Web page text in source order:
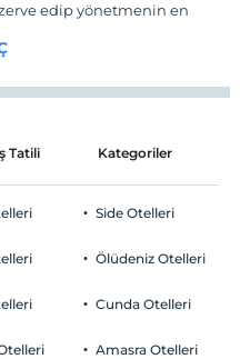
edip yönetmenin en
Tatili Kategoriler
Side Otelleri
Ölüdeniz Otelleri
Cunda Otelleri
Amasra Otelleri